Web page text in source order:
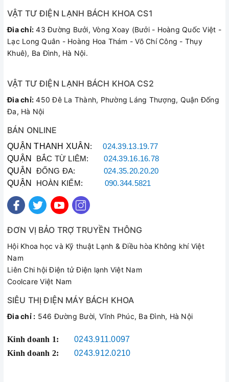
VẬT TƯ ĐIỆN LẠNH BÁCH KHOA CS1
Đia chỉ: 43 Đường Bưởi, Vòng Xoay (Bưởi - Hoàng Quốc Việt -
Lạc Long Quân - Hoàng Hoa Thám - Võ Chí Công - Thụy
Khuê), Ba Đình, Hà Nội.
VẬT TƯ ĐIỆN LẠNH BÁCH KHOA CS2
Đia chỉ: 450 Đê La Thành, Phường Láng Thượng, Quận Đống
Đa, Hà Nội
BÁN ONLINE
QUẬN THANH XUÂN :024.39.13.19.77
QUẬN BẮC TỪ LIÊM:024.39.16.16.78
QUẬN ĐỐNG ĐA: 024.35.20.20.20
QUẬN HOÀN KIẾM: 090.344.5821
ĐƠN VỊ BẢO TRỢ TRUYỀN THÔNG
Hội Khoa học và Kỹ thuật Lạnh & Điều hòa Không khí Việt
Nam
Liên Chi hội Điện tử Điện lạnh Việt Nam
Coolcare Việt Nam
SIÊU THỊ ĐIỆN MÁY BÁCH KHOA
Đia chỉ : 546 Đường Bười, Vĩnh Phúc, Ba Đình, Hà Nội
Kinh doanh 1:
0243.911.0097
Kinh doanh 2:
0243.912.0210